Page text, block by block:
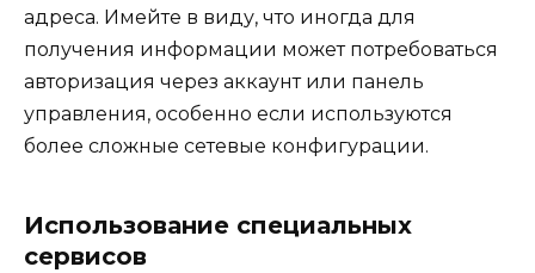
адреса. Имейте в виду, что иногда для
получения информации может потребоваться
авторизация через аккаунт или панель
управления, особенно если используются
более сложные сетевые конфигурации.
Использование специальных
сервисов